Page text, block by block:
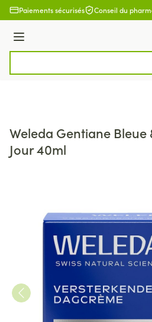
Aller au contenu
Paiements sécurisés Conseil du
Menu
Weleda Gentiane Bleue
Jour 40ml